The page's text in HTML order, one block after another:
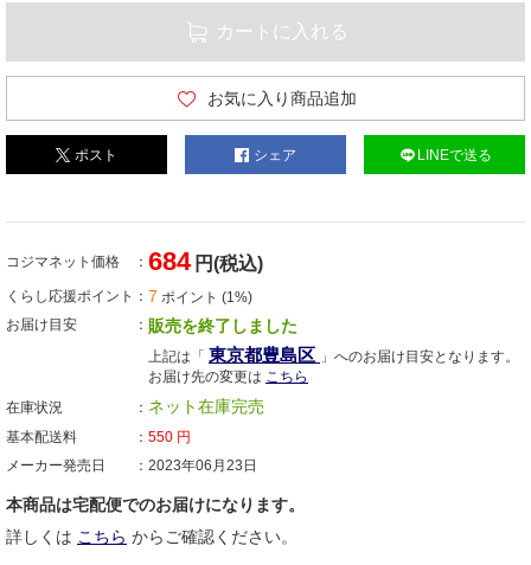
カートに入れる
お気に入り商品追加
ポスト シェア LINEで送る
コジマネット価格 684 円(税込)
くらし応援ポイント 7 ポイント (1%)
お届け目安
販売を終了しました
上記は「 東京都豊島区 」へのお届け目安となります。
お届け先の変更は こちら
在庫状況
ネット在庫完売
基本配送料 550 円
メーカー発売日
2023年06月23日
本商品は宅配便でのお届けになります。
詳しくは こちら からご確認ください。